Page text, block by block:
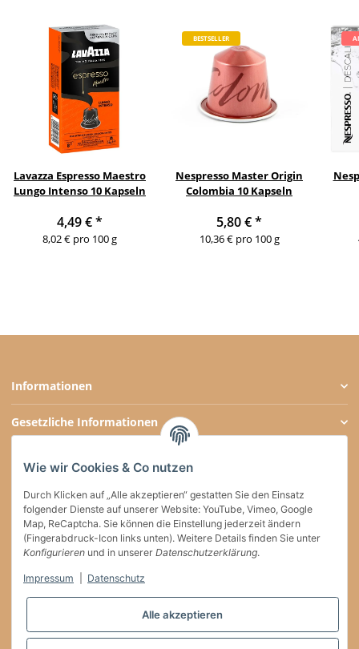
Lavazza Espresso Maestro
Lungo Intenso 10 Kapseln
4,49 €*
8,02 € pro 100 g
BESTSELLER
Nespresso Master Origin
Colombia 10 Kapseln
5,80 €*
10,36 € pro 100 g
Informationen
Gesetzliche Informationen
Social Media
Versand
Vertrag widerrufen
Wie wir Cookies & Co nutzen
Durch Klicken auf „Alle akzeptieren“ gestatten Sie den Einsatz
folgender Dienste auf unserer Website: YouTube, Vimeo, Google
Map, ReCaptcha. Sie können die Einstellung jederzeit ändern
(Fingerabdruck-Icon links unten). Weitere Details finden Sie unter
Konfigurieren und in unserer Datenschutzerklärung.
Impressum Datenschutz
Alle akzeptieren